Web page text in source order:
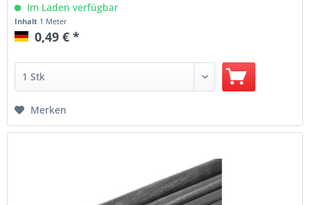
Im Laden verfügbar
Inhalt 1 Meter
0,49 € *
Merken